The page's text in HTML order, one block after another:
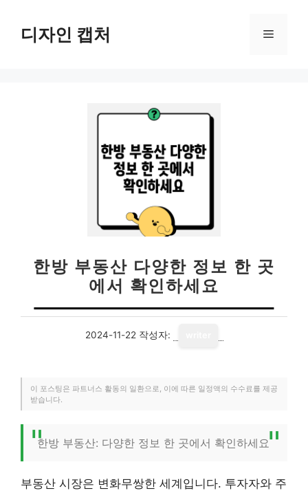
디자인 캡처 메
한방 부동산 다양한 정보 한 곳
에서 확인하세요
2024-11-22 작성자:
이 포스팅은 파트너스 활동의 일환으로, 이에 따른 일정액의 수수료를 제공
받습니다.
한방 부동산: 다양한 정보 한 곳에서 확인하세요
부동산 시장은 변화무쌍한 세계입니다. 투자자와 주